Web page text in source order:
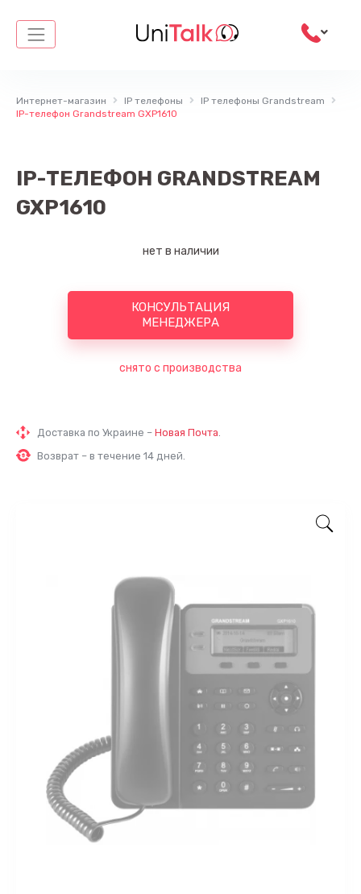
содержимому
Интернет-магазин IP телефоны
IP телефоны Grandstream
IP-телефон Grandstream GXP1610
IP-ТЕЛЕФОН GRANDSTREAM
GXP1610
нет в наличии
КОНСУЛЬТАЦИЯ
МЕНЕДЖЕРА
снято с производства
Доставка по Украине – Новая Почта.
Возврат – в течение 14 дней.